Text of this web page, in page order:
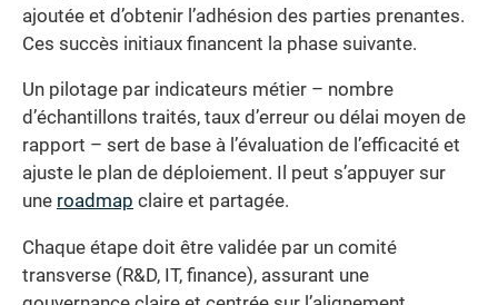
ajoutée et d’obtenir l’adhésion des parties prenantes.
Ces succès initiaux financent la phase suivante.
Un pilotage par indicateurs métier – nombre
d’échantillons traités, taux d’erreur ou délai moyen de
rapport – sert de base à l’évaluation de l’efficacité et
ajuste le plan de déploiement. Il peut s’appuyer sur
une roadmap claire et partagée.
Chaque étape doit être validée par un comité
transverse (R&D, IT, finance), assurant une